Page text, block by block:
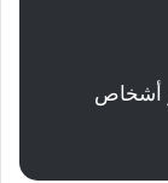
أشخاص